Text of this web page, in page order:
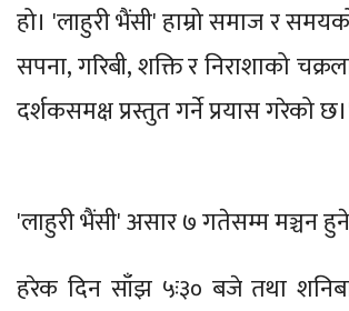
हो। 'लाहुरी भैंसी' हाम्रो समाज र
सपना, गरिबी, शक्ति र निराशाको
दर्शकसमक्ष प्रस्तुत गर्ने प्रयास गरेको
'लाहुरी भैंसी' असार ७ गतेसम्म मञ्चन
हरेक दिन साँझ ५ः३० बजे तथा